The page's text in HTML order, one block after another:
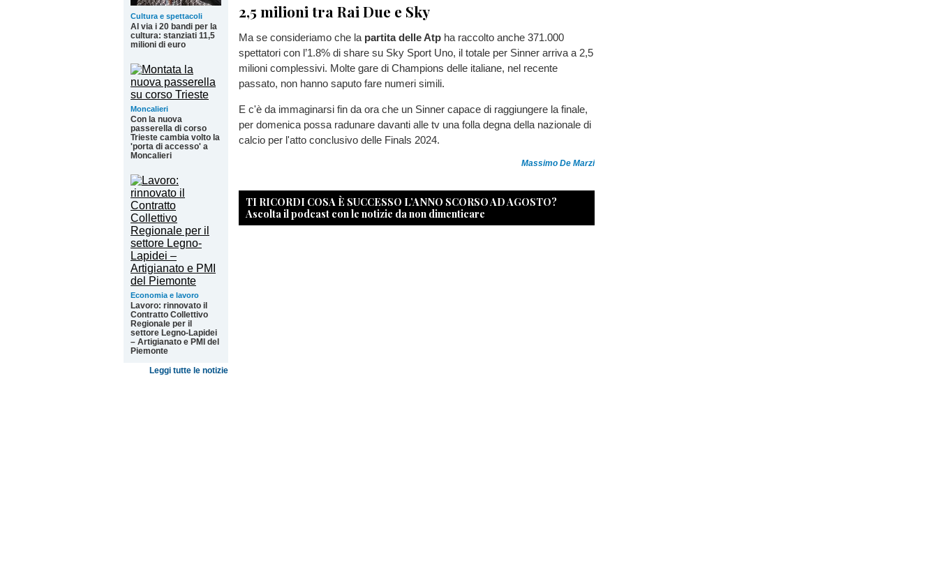
Cultura e spettacoli
Al via i 20 bandi per la
cultura: stanziati 11,5
milioni di euro
Moncalieri
Con la nuova
passerella di corso
Trieste cambia volto la
'porta di accesso' a
Moncalieri
Economia e lavoro
Lavoro: rinnovato il
Contratto Collettivo
Regionale per il
settore Legno-Lapidei
– Artigianato e PMI del
Piemonte
Leggi tutte le notizie
2,5 milioni tra Rai Due e Sky
Ma se consideriamo che la partita delle Atp ha raccolto anche 371.000
spettatori con l’1.8% di share su Sky Sport Uno, il totale per Sinner arriva a 2,5
milioni complessivi. Molte gare di Champions delle italiane, nel recente
passato, non hanno saputo fare numeri simili.
E c'è da immaginarsi fin da ora che un Sinner capace di raggiungere la finale,
per domenica possa radunare davanti alle tv una folla degna della nazionale di
calcio per l'atto conclusivo delle Finals 2024.
Massimo De Marzi
TI RICORDI COSA È SUCCESSO L’ANNO SCORSO AD AGOSTO?
Ascolta il podcast con le notizie da non dimenticare